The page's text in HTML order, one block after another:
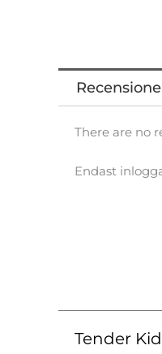
There are no
Endast
Tender